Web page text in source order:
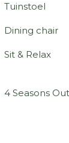
Tuinstoel
Dining chair
Sit & Relax
4 Seasons